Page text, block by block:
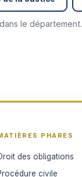
le département.
PHARES
des obligations
civile